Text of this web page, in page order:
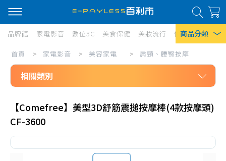
商品分類
熱門搜尋
風扇
除濕機
衛生紙
品牌館 家電影音 數位3C 美食保健 美妝流行 傢俱寢具 居
家
電
影
音/
美
容
家
首頁 > 家電影音 > 美容家電 > 肩頸、腰臀按摩
相關類別
美容家電
直/捲髮器
【Comefree】美型3D舒筋震搥按摩棒(4款按摩頭)
CF-3600